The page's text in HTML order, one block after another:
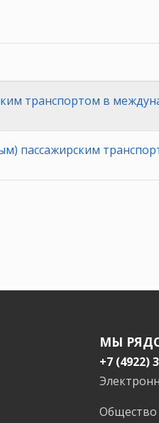
транспортом в
пассажирским
МЫ
+7 (4922)
Общество